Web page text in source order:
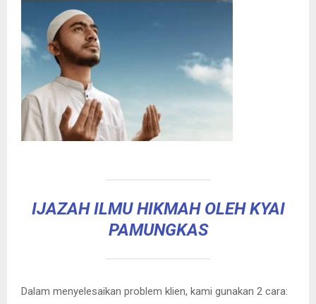
IJAZAH ILMU HIKMAH OLEH KYAI
PAMUNGKAS
Dalam menyelesaikan problem klien, kami gunakan 2 cara: